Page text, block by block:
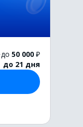
до 50 000 ₽
до 21 дня